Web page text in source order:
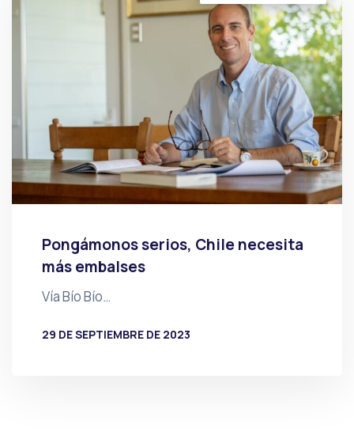
Pongámonos serios, Chile necesita
más embalses
Vía Bío Bío…
29 DE SEPTIEMBRE DE 2023